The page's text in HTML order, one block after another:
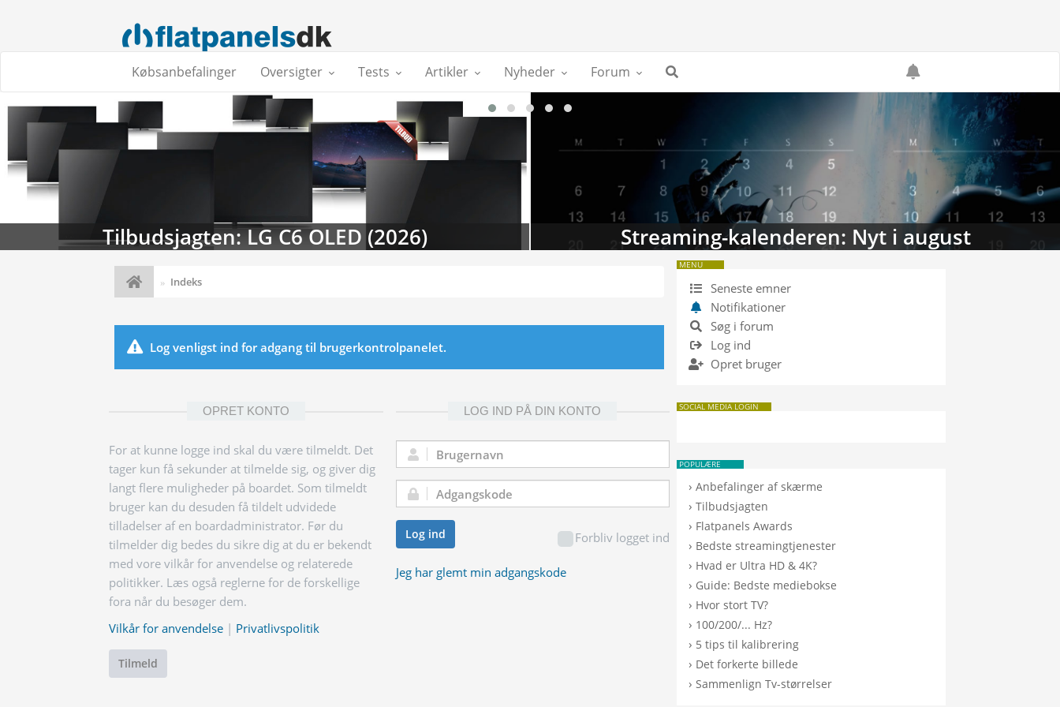
Købsanbefalinger Oversigter Tests Artikler Nyheder Forum
Tilbudsjagten: LG C6 OLED (2026) Streaming-kalenderen: Nyt i august
Indeks
Log venligst ind for adgang til brugerkontrolpanelet.
OPRET KONTO
For at kunne logge ind skal du være tilmeldt. Det
tager kun få sekunder at tilmelde sig, og giver dig
langt flere muligheder på boardet. Som tilmeldt
bruger kan du desuden få tildelt udvidede
tilladelser af en boardadministrator. Før du
tilmelder dig bedes du sikre dig at du er bekendt
med vore vilkår for anvendelse og relaterede
politikker. Læs også reglerne for de forskellige
fora når du besøger dem.
Vilkår for anvendelse | Privatlivspolitik
Tilmeld
LOG IND PÅ DIN KONTO
Brugernavn:
Adgangskode:
Forbliv logget ind
Log ind
Jeg har glemt min adgangskode
MENU
Seneste emner
Notifikationer
Søg i forum
Log ind
Opret bruger
SOCIAL MEDIA LOGIN
POPULÆRE
›Anbefalinger af skærme
›Tilbudsjagten
› Flatpanels Awards
› Bedste streamingtjenester
› Hvad er Ultra HD & 4K?
› Guide: Bedste mediebokse
› Hvor stort TV?
› 100/200/... Hz?
› 5 tips til kalibrering
› Det forkerte billede
›Sammenlign Tv-størrelser